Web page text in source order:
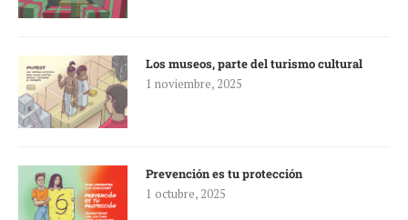
Los museos, parte del turismo cultural
1 noviembre, 2025
Prevención es tu protección
1 octubre, 2025